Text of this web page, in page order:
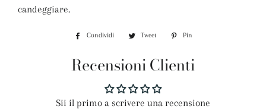
candeggiare.
Condividi
Condividi
Facebook
Tweet
Twitta
Twitter
Pin
Recensioni Clienti
Sii il primo a scrivere una recensione